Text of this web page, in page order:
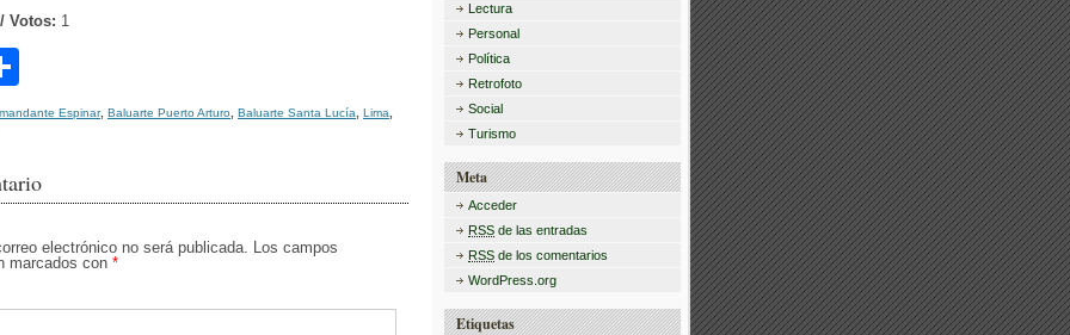
/ Votos: 1
o
p
tir
Espinar, Baluarte Puerto Arturo, Baluarte Santa Lucía, Lima,
electrónico no será publicada. Los campos
marcados con *
Lectura
Personal
Política
Retrofoto
Social
Turismo
Meta
Acceder
RSS de las entradas
RSS de los comentarios
WordPress.org
Etiquetas